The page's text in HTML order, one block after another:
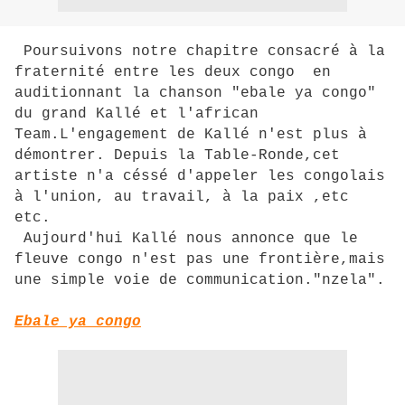
Poursuivons notre chapitre consacré à la
fraternité entre les deux congo en
auditionnant la chanson "ebale ya congo"
du grand Kallé et l'african
Team.L'engagement de Kallé n'est plus à
démontrer. Depuis la Table-Ronde,cet
artiste n'a céssé d'appeler les congolais
à l'union, au travail, à la paix ,etc
etc.
Aujourd'hui Kallé nous annonce que le
fleuve congo n'est pas une frontière,mais
une simple voie de communication."nzela".
Ebale ya congo